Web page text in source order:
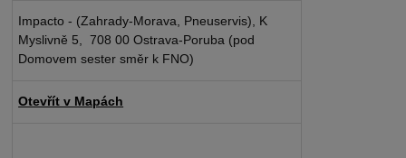
Impacto - (Zahrady-Morava, Pneuservis), K
Myslivně 5, 708 00 Ostrava-Poruba (pod
Domovem sester směr k FNO)
Otevřít v Mapách